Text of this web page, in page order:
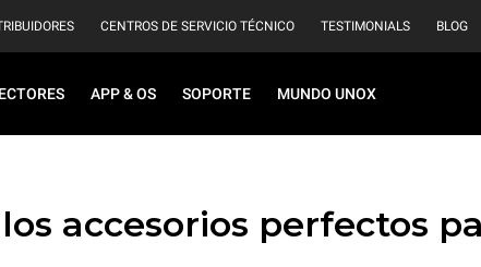
CENTROS DE SERVICIO TÉCNICO TESTIMONIALS BLOG
APP & OS SOPORTE MUNDO UNOX
accesorios perfectos